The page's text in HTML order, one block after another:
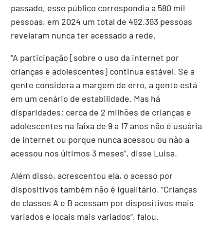
passado, esse público correspondia a 580 mil
pessoas, em 2024 um total de 492.393 pessoas
revelaram nunca ter acessado a rede.
“A participação [sobre o uso da internet por
crianças e adolescentes] continua estável. Se a
gente considera a margem de erro, a gente está
em um cenário de estabilidade. Mas há
disparidades: cerca de 2 milhões de crianças e
adolescentes na faixa de 9 a 17 anos não é usuária
de internet ou porque nunca acessou ou não a
acessou nos últimos 3 meses”, disse Luisa.
Além disso, acrescentou ela, o acesso por
dispositivos também não é igualitário. “Crianças
de classes A e B acessam por dispositivos mais
variados e locais mais variados”, falou.